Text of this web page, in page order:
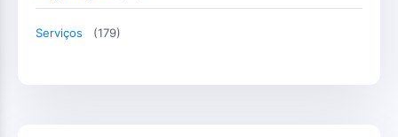
Serviços (179)